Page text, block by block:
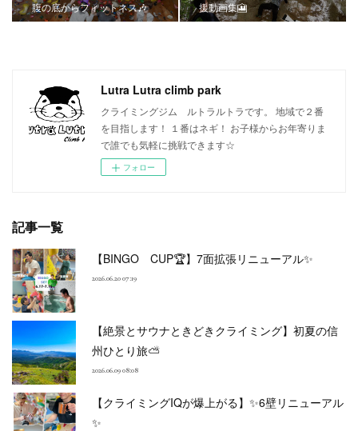
腹の底からフィットネス🎶
援動画集🎦
Lutra Lutra climb park
クライミングジム ルトラルトラです。 地域で２番
を目指します！ １番はネギ！ お子様からお年寄りま
で誰でも気軽に挑戦できます☆
フォロー
記事一覧
【BINGO CUP🏆】7面拡張リニューアル✨
2026.06.20 07:19
【絶景とサウナときどきクライミング】初夏の信
州ひとり旅⛅
2026.06.09 08:08
【クライミングIQが爆上がる】✨6壁リニューアル
✨